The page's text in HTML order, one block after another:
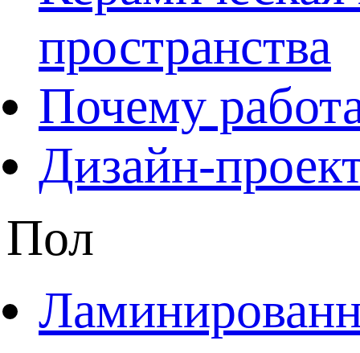
пространства
Почему
Дизайн-
Пол